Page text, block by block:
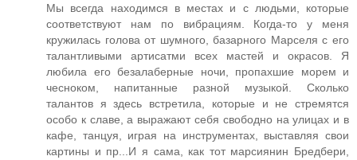
Мы всегда находимся в местах и с людьми, которые
соответствуют нам по вибрациям. Когда-то у меня
кружилась голова от шумного, базарного Марселя с его
талантливыми артисатми всех мастей и окрасов. Я
любила его безалаберные ночи, пропахшие морем и
чесноком, напитанные разной музыкой. Сколько
талантов я здесь встретила, которые и не стремятся
особо к славе, а выражают себя свободно на улицах и в
кафе, танцуя, играя на инструментах, выставляя свои
картины и пр...И я сама, как тот марсиянин Бредбери,